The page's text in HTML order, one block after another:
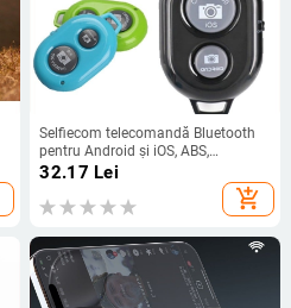
Selfiecom telecomandă Bluetooth
pentru Android și iOS, ABS,
Bluetooth 4.2, 10 g
32.17 Lei
add_shopping_cart